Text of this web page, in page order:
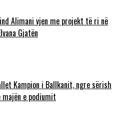
Alimani vjen me projekt të ri në
Gjatën
Kampion i Ballkanit, ngre sërish
e podiumit